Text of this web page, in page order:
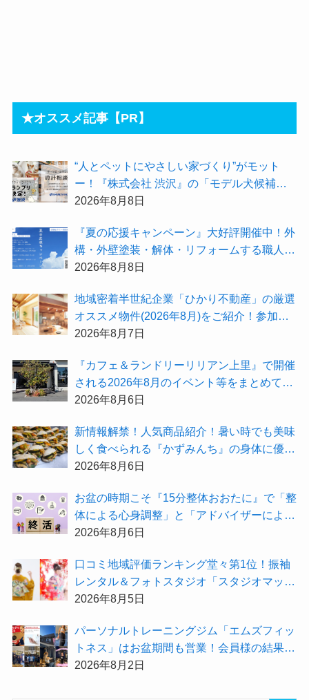
★オススメ記事【PR】
“人とペットにやさしい家づくり”がモット
ー！『株式会社 渋沢』の「モデル犬候補」
が選出されました★『テーマ別 住宅相談
2026年8月8日
『夏の応援キャンペーン』大好評開催中！外
構・外壁塗装・解体・リフォームする職人を
探すなら『街の職人さん.com』がオススメ
2026年8月8日
地域密着半世紀企業「ひかり不動産」の厳選
オススメ物件(2026年8月)をご紹介！参加費
無料『”木の家”新潟工場見学会』のご予約も
2026年8月7日
『カフェ＆ランドリーリリアン上里』で開催
される2026年8月のイベント等をまとめてご
紹介！
2026年8月6日
新情報解禁！人気商品紹介！暑い時でも美味
しく食べられる『かずみんち』の身体に優し
い天然酵母手作り減塩パンを召し上がれ♪
2026年8月6日
お盆の時期こそ『15分整体おおたに』で「整
体による心身調整」と「アドバイザーによる
身辺整理の準備」をしてみませんか？
2026年8月6日
⼝コミ地域評価ランキング堂々第1位！振袖
レンタル＆フォトスタジオ「スタジオマック
ス」がお得な『2026年8月限定キャンペー
2026年8月5日
パーソナルトレーニングジム「エムズフィッ
トネス」はお盆期間も営業！会員様の結果を
大公開★
2026年8月2日